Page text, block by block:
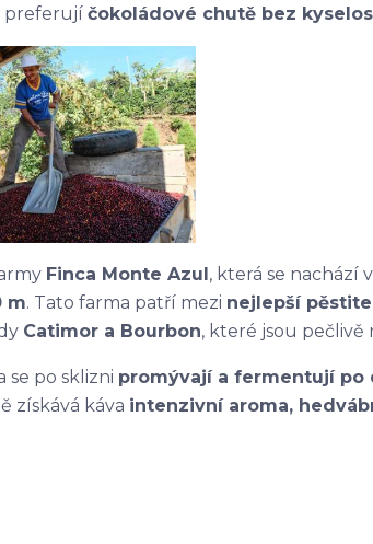
preferují čokoládové chutě bez
Finca Monte Azul, která se nachází
m. Tato farma patří mezi nejlepší
Catimor a Bourbon, které jsou
se po sklizni promývají a fermentují po
získává káva intenzivní aroma,